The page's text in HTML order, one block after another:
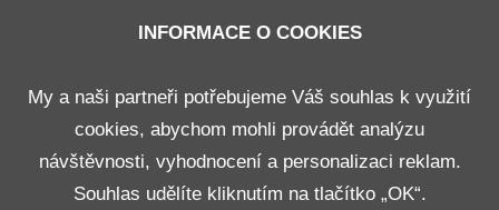
Obchodní podmínky
Doprava a platba
Odstoupení od smlouvy
INFORMACE O COOKIES
My a naši partneři potřebujeme Váš souhlas k využití
cookies, abychom mohli provádět analýzu
návštěvnosti, vyhodnocení a personalizaci reklam.
Souhlas udělíte kliknutím na tlačítko „OK“.